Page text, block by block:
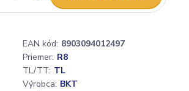
EAN kód: 8903094012497
Priemer: R8
TL/TT: TL
Výrobca: BKT